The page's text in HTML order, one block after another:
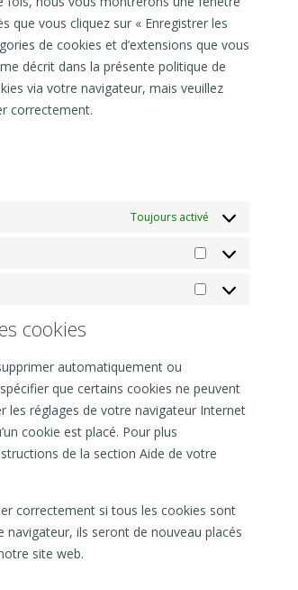
que vous cliquez sur « Enregistrer les
de cookies et d’extensions que vous
décrit dans la présente politique de
via votre navigateur, mais veuillez
correctement.
Toujours activé
Statistiques
Marketing
cookies
automatiquement ou
que certains cookies ne peuvent
les réglages de votre navigateur Internet
cookie est placé. Pour plus
de la section Aide de votre
correctement si tous les cookies sont
navigateur, ils seront de nouveau placés
site web.